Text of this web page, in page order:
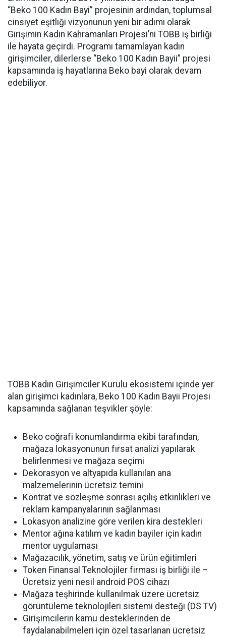
“Beko 100 Kadın Bayi” projesinin ardından, toplumsal
cinsiyet eşitliği vizyonunun yeni bir adımı olarak
Girişimin Kadın Kahramanları Projesi’ni TOBB iş birliği
ile hayata geçirdi. Programı tamamlayan kadın
girişimciler, dilerlerse “Beko 100 Kadın Bayii” projesi
kapsamında iş hayatlarına Beko bayi olarak devam
edebiliyor.
TOBB Kadın Girişimciler Kurulu ekosistemi içinde yer
alan girişimci kadınlara, Beko 100 Kadın Bayii Projesi
kapsamında sağlanan teşvikler şöyle:
Beko coğrafi konumlandırma ekibi tarafından,
mağaza lokasyonunun fırsat analizi yapılarak
belirlenmesi ve mağaza seçimi
Dekorasyon ve altyapıda kullanılan ana
malzemelerinin ücretsiz temini
Kontrat ve sözleşme sonrası açılış etkinlikleri ve
reklam kampanyalarının sağlanması
Lokasyon analizine göre verilen kira destekleri
Mentor ağına katılım ve kadın bayiler için kadın
mentor uygulaması
Mağazacılık, yönetim, satış ve ürün eğitimleri
Token Finansal Teknolojiler firması iş birliği ile –
Ücretsiz yeni nesil android POS cihazı
Mağaza teşhirinde kullanılmak üzere ücretsiz
görüntüleme teknolojileri sistemi desteği (DS TV)
Girişimcilerin kamu desteklerinden de
faydalanabilmeleri için özel tasarlanan ücretsiz